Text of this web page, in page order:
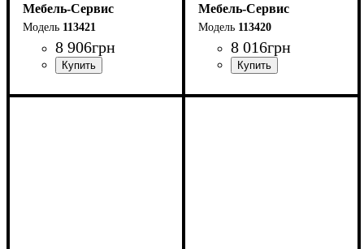
Мебель-Сервис
113421
8 906грн
Мебель-Сервис
113420
8 016грн